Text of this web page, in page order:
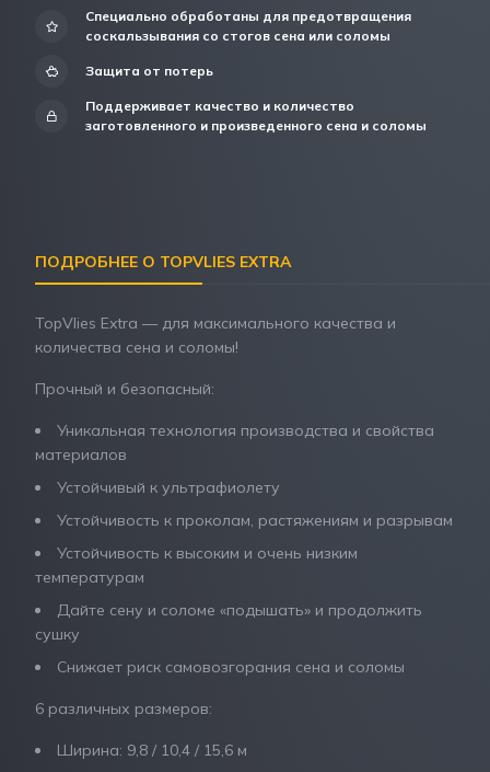
Специально обработаны для предотвращения
соскальзывания со стогов сена или соломы
Защита от потерь
Поддерживает качество и количество
заготовленного и произведенного сена и соломы
ПОДРОБНЕЕ О TOPVLIES EXTRA
TopVlies Extra — для максимального качества и
количества сена и соломы!
Прочный и безопасный:
Уникальная технология производства и свойства
материалов
Устойчивый к ультрафиолету
Устойчивость к проколам, растяжениям и разрывам
Устойчивость к высоким и очень низким
температурам
Дайте сену и соломе «подышать» и продолжить
сушку
Снижает риск самовозгорания сена и соломы
6 различных размеров:
Ширина: 9,8 / 10,4 / 15,6 м